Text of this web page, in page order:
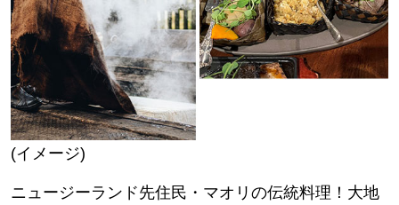
(イメージ)
ニュージーランド先住民・マオリの伝統料理！大地